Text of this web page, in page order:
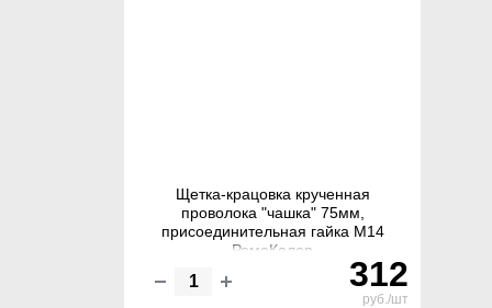
Щетка-крацовка крученная
проволока "чашка" 75мм,
присоединительная гайка М14
РемоКолор
312
руб./шт